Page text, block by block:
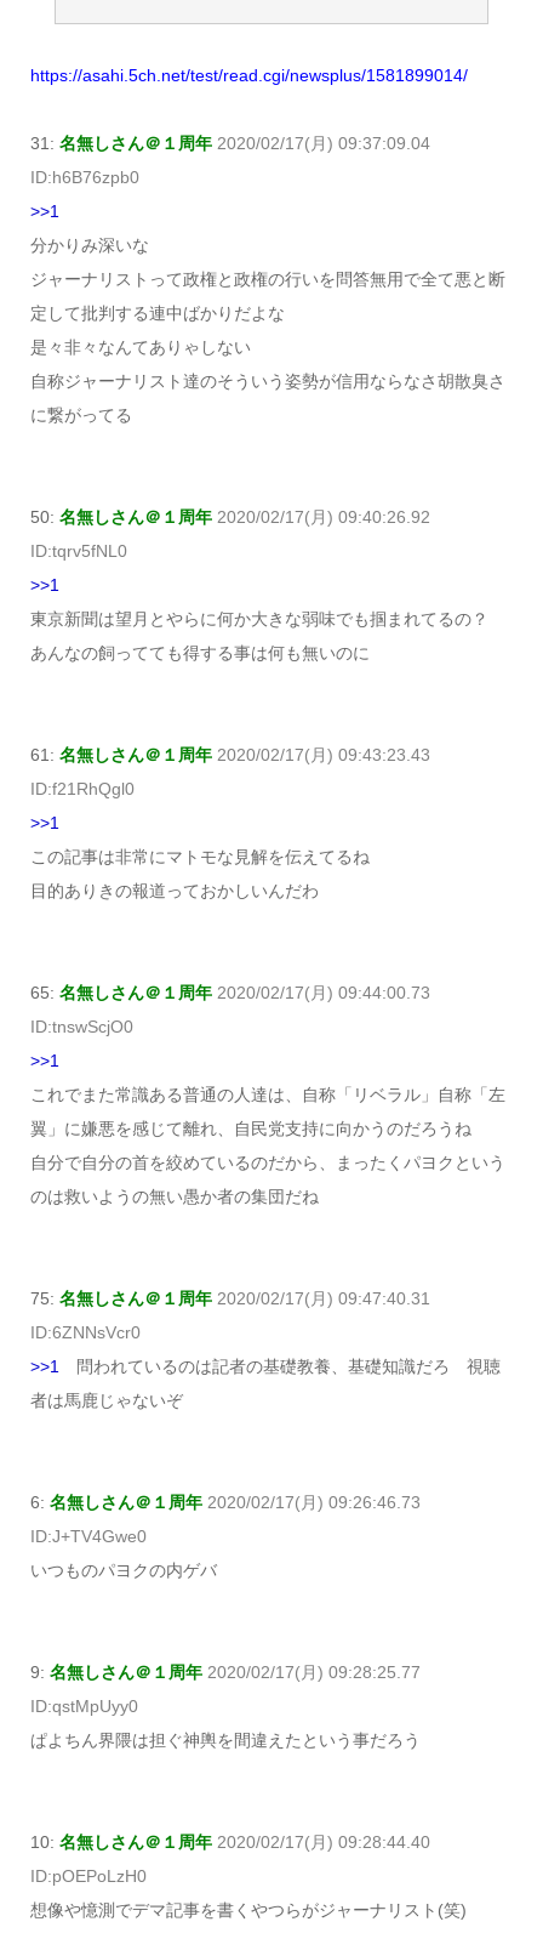
https://asahi.5ch.net/test/read.cgi/newsplus/1581899014/
31: 名無しさん＠１周年 2020/02/17(月) 09:37:09.04
ID:h6B76zpb0
>>1
分かりみ深いな
ジャーナリストって政権と政権の行いを問答無用で全て悪と断
定して批判する連中ばかりだよな
是々非々なんてありゃしない
自称ジャーナリスト達のそういう姿勢が信用ならなさ胡散臭さ
に繋がってる
50: 名無しさん＠１周年 2020/02/17(月) 09:40:26.92
ID:tqrv5fNL0
>>1
東京新聞は望月とやらに何か大きな弱味でも掴まれてるの？
あんなの飼ってても得する事は何も無いのに
61: 名無しさん＠１周年 2020/02/17(月) 09:43:23.43
ID:f21RhQgl0
>>1
この記事は非常にマトモな見解を伝えてるね
目的ありきの報道っておかしいんだわ
65: 名無しさん＠１周年 2020/02/17(月) 09:44:00.73
ID:tnswScjO0
>>1
これでまた常識ある普通の人達は、自称「リベラル」自称「左
翼」に嫌悪を感じて離れ、自民党支持に向かうのだろうね
自分で自分の首を絞めているのだから、まったくパヨクという
のは救いようの無い愚か者の集団だね
75: 名無しさん＠１周年 2020/02/17(月) 09:47:40.31
ID:6ZNNsVcr0
>>1
問われているのは記者の基礎教養、基礎知識だろ 視聴
者は馬鹿じゃないぞ
6: 名無しさん＠１周年 2020/02/17(月) 09:26:46.73
ID:J+TV4Gwe0
いつものパヨクの内ゲバ
9: 名無しさん＠１周年 2020/02/17(月) 09:28:25.77
ID:qstMpUyy0
ぱよちん界隈は担ぐ神輿を間違えたという事だろう
10: 名無しさん＠１周年 2020/02/17(月) 09:28:44.40
ID:pOEPoLzH0
想像や憶測でデマ記事を書くやつらがジャーナリスト(笑)